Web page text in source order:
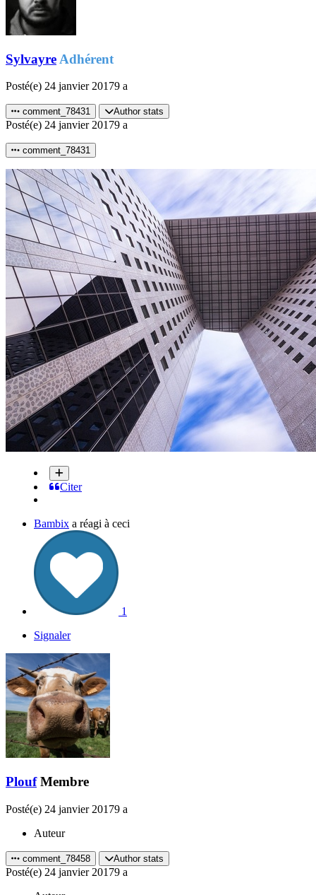
Sylvayre Adhérent
Posté(e) 24 janvier 20179 a
comment_78431 Author stats
Posté(e) 24 janvier 20179 a
comment_78431
Citer
Bambix a réagi à ceci
1
Signaler
Plouf Membre
Posté(e) 24 janvier 20179 a
Auteur
comment_78458 Author stats
Posté(e) 24 janvier 20179 a